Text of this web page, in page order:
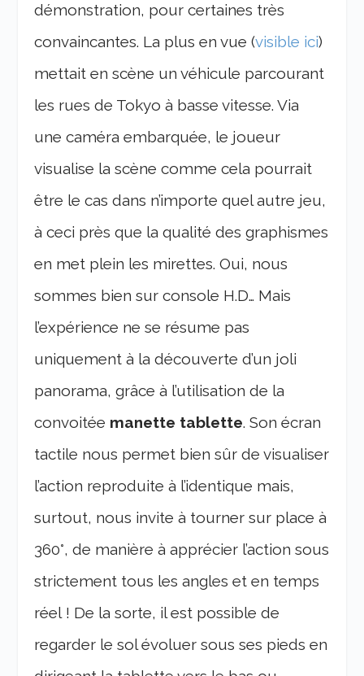
démonstration, pour certaines très
convaincantes. La plus en vue (visible ici)
mettait en scène un véhicule parcourant
les rues de Tokyo à basse vitesse. Via
une caméra embarquée, le joueur
visualise la scène comme cela pourrait
être le cas dans n’importe quel autre jeu,
à ceci près que la qualité des graphismes
en met plein les mirettes. Oui, nous
sommes bien sur console H.D… Mais
l’expérience ne se résume pas
uniquement à la découverte d’un joli
panorama, grâce à l’utilisation de la
convoitée manette tablette. Son écran
tactile nous permet bien sûr de visualiser
l’action reproduite à l’identique mais,
surtout, nous invite à tourner sur place à
360°, de manière à apprécier l’action sous
strictement tous les angles et en temps
réel ! De la sorte, il est possible de
regarder le sol évoluer sous ses pieds en